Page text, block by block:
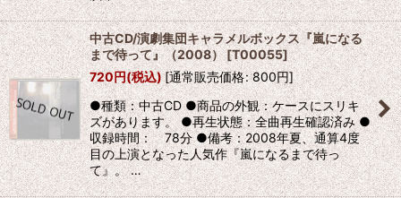
中古CD/演劇集団キャラメルボックス『嵐になる
まで待って』（2008） [T00055]
720円(税込) [通常販売価格: 800円]
●種類：中古CD ●商品の外観：ケースにスリキ
ズがあります。 ●再生状態：全曲再生確認済み ●
収録時間： 78分 ●備考：2008年夏、通算4度
目の上演となった人気作『嵐になるまで待っ
て』。 …